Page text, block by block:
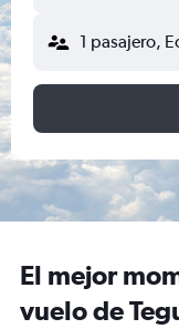
1 pasajero,
El mejor
vuelo de